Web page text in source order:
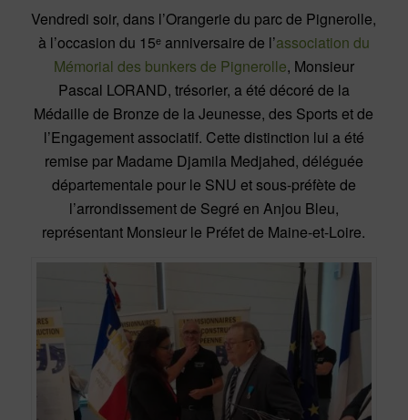
Vendredi soir, dans l’Orangerie du parc de Pignerolle,
à l’occasion du 15ᵉ anniversaire de l’association du
Mémorial des bunkers de Pignerolle, Monsieur
Pascal LORAND, trésorier, a été décoré de la
Médaille de Bronze de la Jeunesse, des Sports et de
l’Engagement associatif. Cette distinction lui a été
remise par Madame Djamila Medjahed, déléguée
départementale pour le SNU et sous-préfète de
l’arrondissement de Segré en Anjou Bleu,
représentant Monsieur le Préfet de Maine-et-Loire.